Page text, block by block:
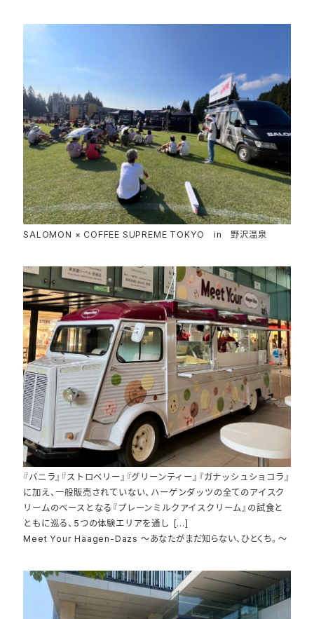
SALOMON × COFFEE SUPREME TOKYO in 野沢温泉
Meet Your Häagen-Dazs ～あなたがまだ知らない、ひとくち。～
『バニラ』『ストロベリー』『グリーンティー』『ガナッシュショコラ』
に加え、一般販売されていない、ハーゲンダッツの全てのアイスク
リームのベースとなる『プレーンミルクアイスクリーム』の試食と
ともに巡る、5つの体験エリアを通し […]